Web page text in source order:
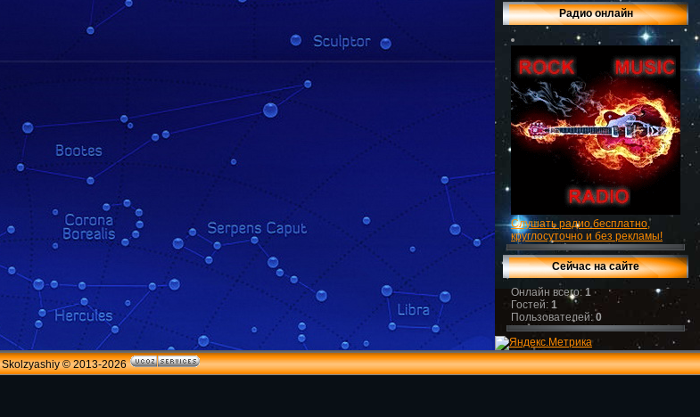
Радио онлайн
Слушать радио бесплатно,
круглосуточно и без рекламы!
Сейчас на сайте
Онлайн всего: 1
Гостей: 1
Пользователей:0
Skolzyashiy © 2013-2026